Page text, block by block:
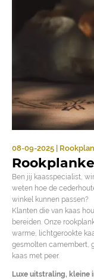
08-09-2025 |
Ben jij kaasspecialist,
weten hoe de
winkel kunnen passen?
Klanten die van kaas
bereiden. Onze
warme, lichtgerookte
gesmolten camembert,
kaas met peer.
Luxe uitstraling, kleine